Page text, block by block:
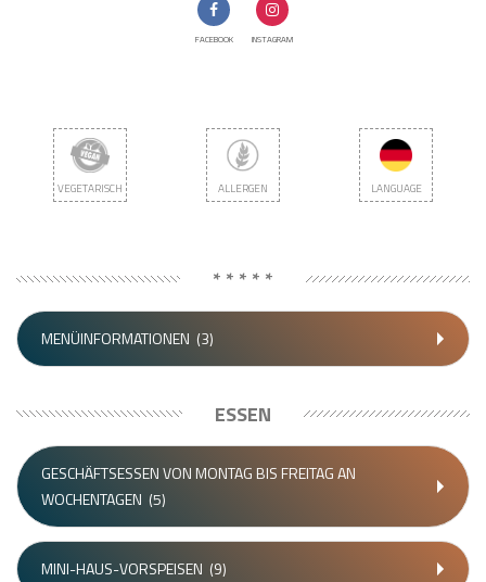
FACEBOOK INSTAGRAM
VEGETARISCH ALLERGEN LANGUAGE
* * * * *
MENÜINFORMATIONEN (3)
ESSEN
GESCHÄFTSESSEN VON MONTAG BIS FREITAG AN
WOCHENTAGEN (5)
MINI-HAUS-VORSPEISEN (9)